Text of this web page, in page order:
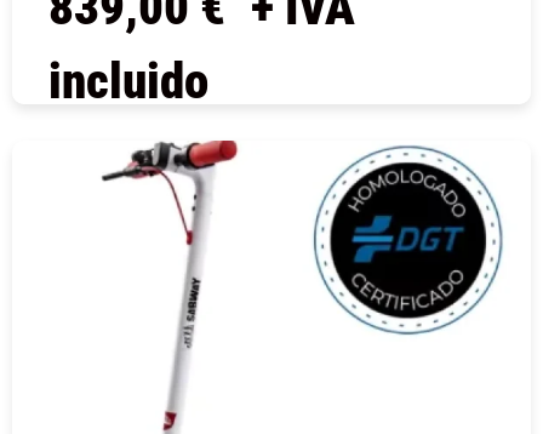
incluido
COMPRAR